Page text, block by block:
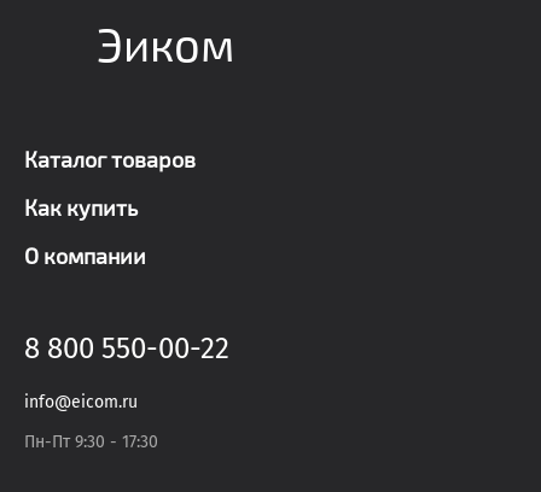
Эиком
Каталог товаров
Как купить
О компании
8 800 550-00-22
info@eicom.ru
Пн-Пт 9:30 - 17:30